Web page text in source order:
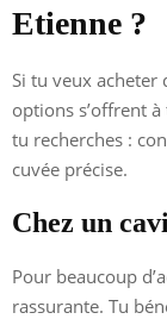
Etienne ?
Si tu veux acheter
options s’offrent
tu recherches :
cuvée précise.
Chez un
Pour beaucoup
rassurante. Tu